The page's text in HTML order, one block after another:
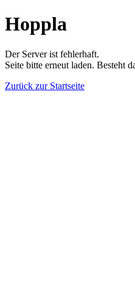
Hoppla
Der Server ist fehlerhaft.
Seite bitte erneut laden. Besteht
Zurück zur Startseite